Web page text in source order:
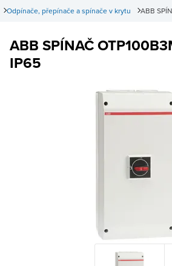
ABB
Odpínače, přepínače a spínače v krytu
ABB SPÍNAČ
IP65